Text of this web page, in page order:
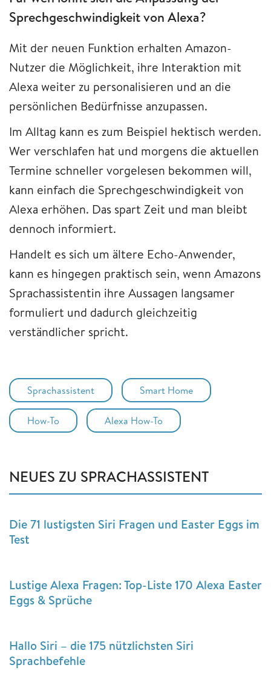
Sprechgeschwindigkeit von Alexa?
Mit der neuen Funktion erhalten Amazon-
Nutzer die Möglichkeit, ihre Interaktion mit
Alexa weiter zu personalisieren und an die
persönlichen Bedürfnisse anzupassen.
Im Alltag kann es zum Beispiel hektisch werden.
Wer verschlafen hat und morgens die aktuellen
Termine schneller vorgelesen bekommen will,
kann einfach die Sprechgeschwindigkeit von
Alexa erhöhen. Das spart Zeit und man bleibt
dennoch informiert.
Handelt es sich um ältere Echo-Anwender,
kann es hingegen praktisch sein, wenn Amazons
Sprachassistentin ihre Aussagen langsamer
formuliert und dadurch gleichzeitig
verständlicher spricht.
Sprachassistent Smart Home
How-To Alexa How-To
NEUES ZU SPRACHASSISTENT
Die 71 lustigsten Siri Fragen und Easter Eggs im
Test
Lustige Alexa Fragen: Top-Liste 170 Alexa Easter
Eggs & Sprüche
Hallo Siri – die 175 nützlichsten Siri
Sprachbefehle